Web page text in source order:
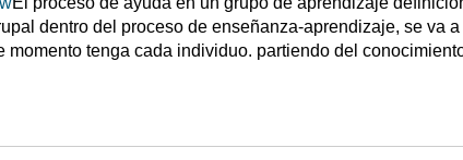
dentro del proceso de enseñanza-aprendizaje, se va
momento tenga cada individuo. partiendo del